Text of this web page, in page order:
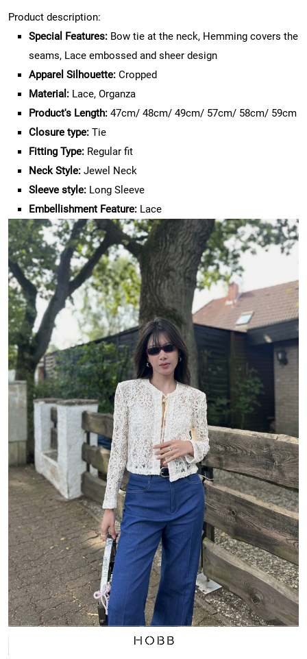
Product description:
Special Features: Bow tie at the neck, Hemming covers the
seams, Lace embossed and sheer design
Apparel Silhouette: Cropped
Material: Lace, Organza
Product's Length: 47cm/ 48cm/ 49cm/ 57cm/ 58cm/ 59cm
Closure type: Tie
Fitting Type: Regular fit
Neck Style: Jewel Neck
Sleeve style: Long Sleeve
Embellishment Feature: Lace